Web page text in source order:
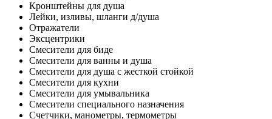
Кронштейны для душа
Лейки, изливы, шланги д/душа
Отражатели
Эксцентрики
Смесители для биде
Смесители для ванны и душа
Смесители для душа с жесткой стойкой
Смесители для кухни
Смесители для умывальника
Смесители специального назначения
Счетчики, манометры, термометры